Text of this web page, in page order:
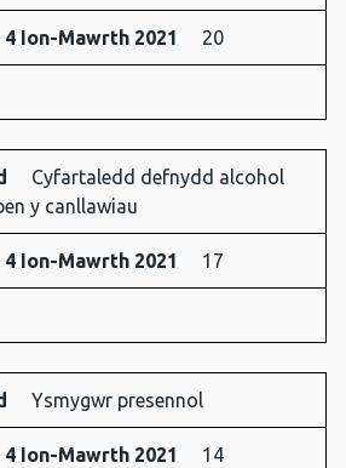
Ion-Mawrth 2021 20
Cyfartaledd defnydd alcohol
y canllawiau
Ion-Mawrth 2021 17
Ysmygwr presennol
Ion-Mawrth 2021 14